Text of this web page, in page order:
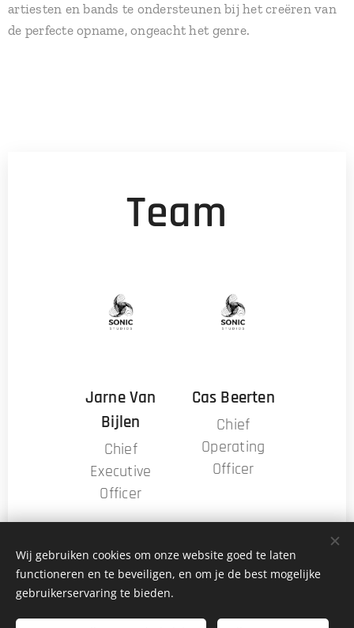
artiesten en bands te ondersteunen bij het creëren van
de perfecte opname, ongeacht het genre.
Team
Jarne Van
Bijlen
Chief
Executive
Officer
Cas Beerten
Chief
Operating
Officer
Wij gebruiken cookies om onze website goed te laten
functioneren en te beveiligen, en om je de best mogelijke
gebruikerservaring te bieden.